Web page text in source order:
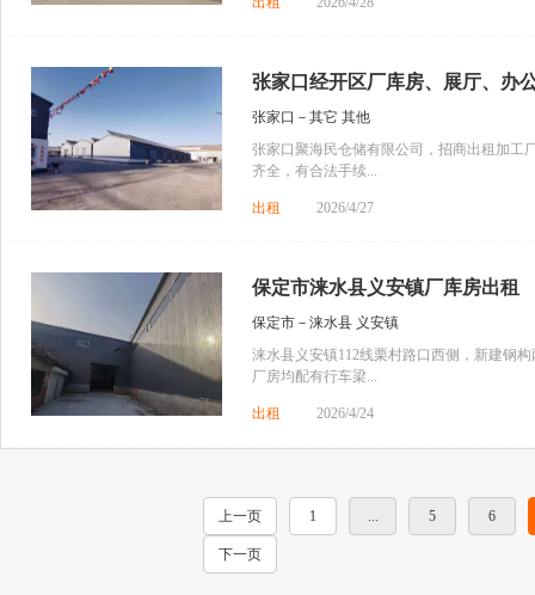
张家口经开区厂库房、展厅、办
张家口－其它 其他
张家口聚海民仓储有限公司，招商出租加工
齐全，有合法手续...
出租 2026/4/27
保定市涞水县义安镇厂库房出租
保定市－涞水县 义安镇
涞水县义安镇112线栗村路口西侧，新建钢
厂房均配有行车梁...
出租 2026/4/24
上一页 1 ... 5 6
下一页